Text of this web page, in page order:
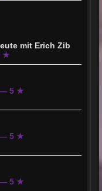
mit Erich Zib
★
5 ★
5 ★
5 ★